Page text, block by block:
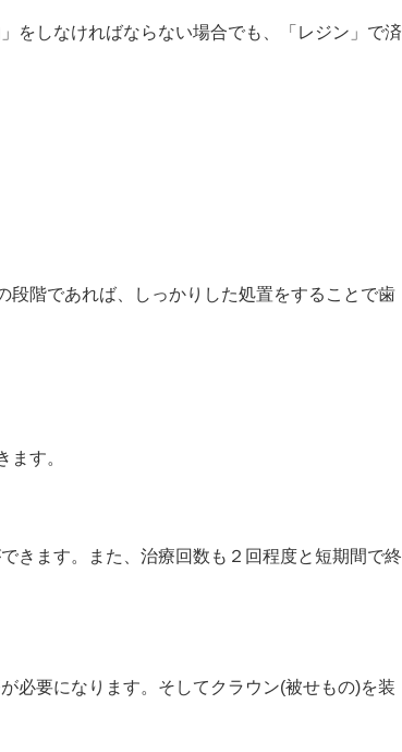
をしなければならない場合でも、「レジン」で済
階であれば、しっかりした処置をすることで歯
ます。
きます。
また、治療回数も２回程度と短期間で終
必要になります。そしてクラウン(被せもの)を装